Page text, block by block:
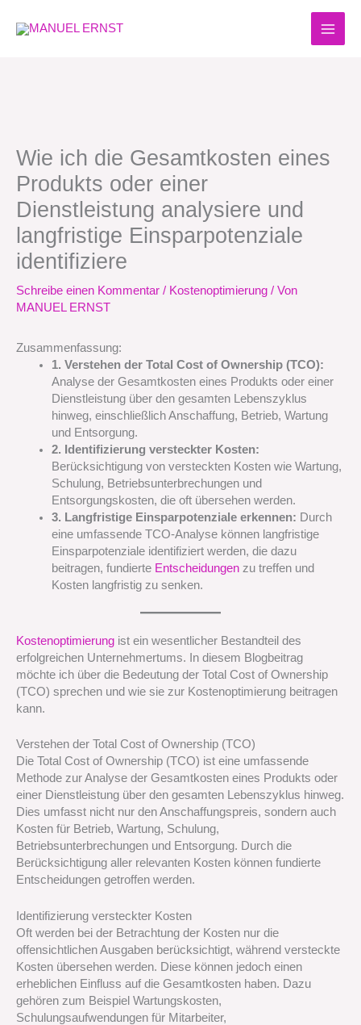
Inhalt
Wie ich die Gesamtkosten eines
Produkts oder einer
Dienstleistung analysiere und
langfristige Einsparpotenziale
identifiziere
Schreibe einen Kommentar / Kostenoptimierung / Von
MANUEL ERNST
Zusammenfassung:
1. Verstehen der Total Cost of Ownership (TCO):
Analyse der Gesamtkosten eines Produkts oder einer
Dienstleistung über den gesamten Lebenszyklus
hinweg, einschließlich Anschaffung, Betrieb, Wartung
und Entsorgung.
2. Identifizierung versteckter Kosten:
Berücksichtigung von versteckten Kosten wie Wartung,
Schulung, Betriebsunterbrechungen und
Entsorgungskosten, die oft übersehen werden.
3. Langfristige Einsparpotenziale erkennen: Durch
eine umfassende TCO-Analyse können langfristige
Einsparpotenziale identifiziert werden, die dazu
beitragen, fundierte Entscheidungenzu treffen und
Kosten langfristig zu senken.
Kostenoptimierung ist ein wesentlicher Bestandteil des
erfolgreichen Unternehmertums. In diesem Blogbeitrag
möchte ich über die Bedeutung der Total Cost of Ownership
(TCO) sprechen und wie sie zur Kostenoptimierung beitragen
kann.
Verstehen der Total Cost of Ownership (TCO)
Die Total Cost of Ownership (TCO) ist eine umfassende
Methode zur Analyse der Gesamtkosten eines Produkts oder
einer Dienstleistung über den gesamten Lebenszyklus hinweg.
Dies umfasst nicht nur den Anschaffungspreis, sondern auch
Kosten für Betrieb, Wartung, Schulung,
Betriebsunterbrechungen und Entsorgung. Durch die
Berücksichtigung aller relevanten Kosten können fundierte
Entscheidungen getroffen werden.
Identifizierung versteckter Kosten
Oft werden bei der Betrachtung der Kosten nur die
offensichtlichen Ausgaben berücksichtigt, während versteckte
Kosten übersehen werden. Diese können jedoch einen
erheblichen Einfluss auf die Gesamtkosten haben. Dazu
gehören zum Beispiel Wartungskosten,
Schulungsaufwendungen für Mitarbeiter,